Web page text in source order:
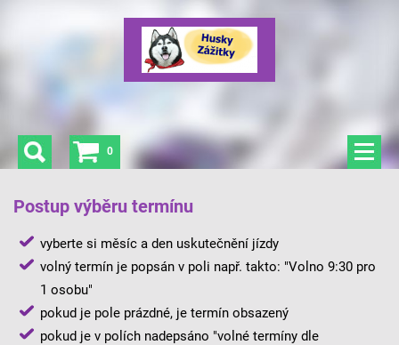
Postup výběru termínu
vyberte si měsíc a den uskutečnění jízdy
volný termín je popsán v poli např. takto: "Volno 9:30 pro
1 osobu"
pokud je pole prázdné, je termín obsazený
pokud je v polích nadepsáno "volné termíny dle
0